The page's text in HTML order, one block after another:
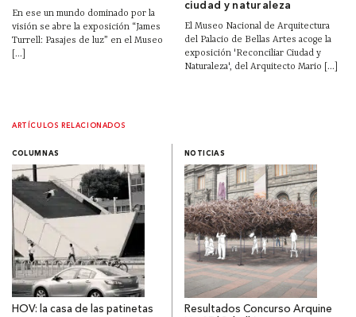
En ese un mundo dominado por la
visión se abre la exposición “James
Turrell: Pasajes de luz” en el Museo
[...]
ciudad y naturaleza
El Museo Nacional de Arquitectura
del Palacio de Bellas Artes acoge la
exposición 'Reconciliar Ciudad y
Naturaleza', del Arquitecto Mario [...]
ARTÍCULOS RELACIONADOS
COLUMNAS
HOV: la casa de las patinetas
NOTICIAS
Resultados Concurso Arquine